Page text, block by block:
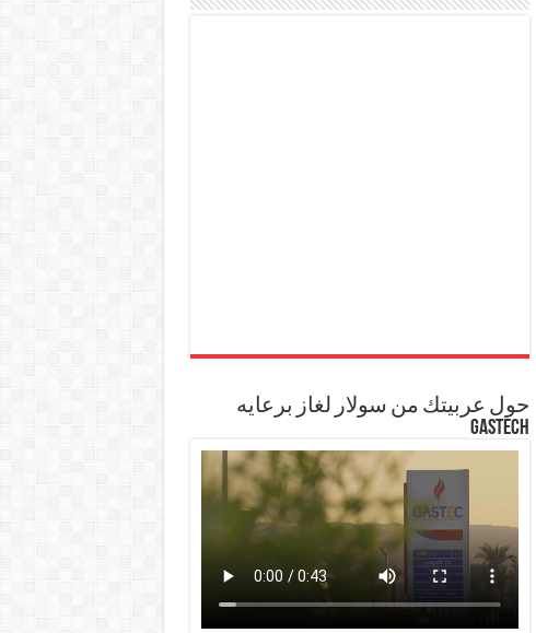
حول عربيتك من سولار لغاز برعايه
GASTECH